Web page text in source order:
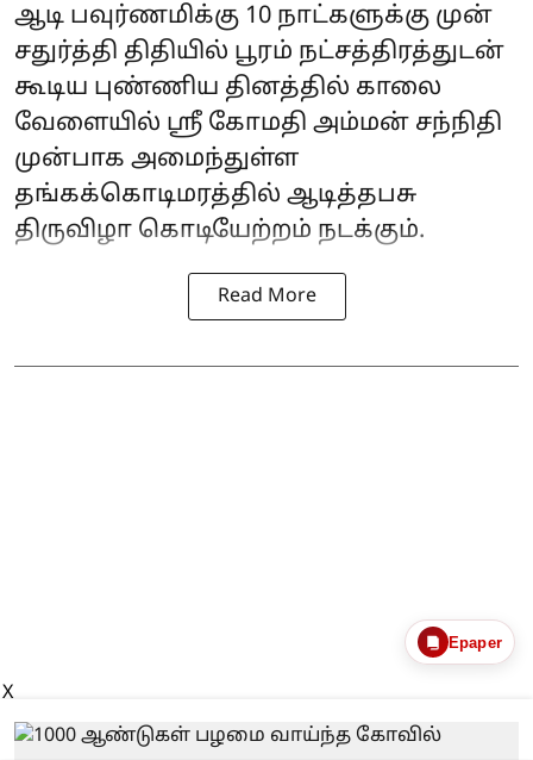
ஆடி பவுர்ணமிக்கு 10 நாட்களுக்கு முன்
சதுர்த்தி திதியில் பூரம் நட்சத்திரத்துடன்
கூடிய புண்ணிய தினத்தில் காலை
வேளையில் ஸ்ரீ கோமதி அம்மன் சந்நிதி
முன்பாக அமைந்துள்ள
தங்கக்கொடிமரத்தில் ஆடித்தபசு
திருவிழா கொடியேற்றம் நடக்கும்.
Read More
Epaper
X